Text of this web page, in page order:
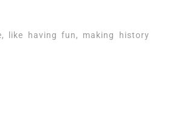
like having fun, making history